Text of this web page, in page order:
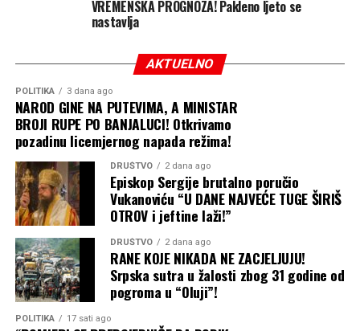
Pritom, pripadnici Policijske uprave Istočno Sarajevo
sumnje da je pomagao u pokušaju teškog ubistva Davora
VREMENSKA PROGNOZA! Pakleno ljeto se
nastavlja
AKTUELNO
POLITIKA 3 dana ago
NAROD GINE NA PUTEVIMA, A MINISTAR
BROJI RUPE PO BANJALUCI! Otkrivamo
pozadinu licemjernog napada režima!
DRUŠTVO 2 dana ago
Episkop Sergije brutalno poručio
Vukanoviću “U DANE NAJVEĆE TUGE ŠIRIŠ
OTROV i jeftine laži!”
DRUŠTVO 2 dana ago
RANE KOJE NIKADA NE ZACJELJUJU!
Srpska sutra u žalosti zbog 31 godine od
pogroma u “Oluji”!
POLITIKA 17 sati ago